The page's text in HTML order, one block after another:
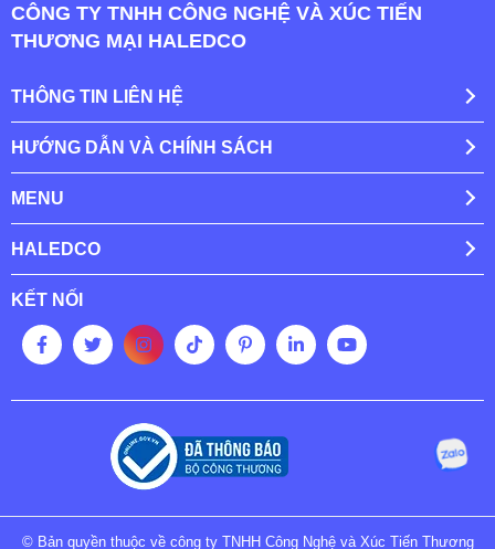
CÔNG TY TNHH CÔNG NGHỆ VÀ XÚC TIẾN
THƯƠNG MẠI HALEDCO
THÔNG TIN LIÊN HỆ
HƯỚNG DẪN VÀ CHÍNH SÁCH
MENU
HALEDCO
KẾT NỐI
© Bản quyền thuộc về công ty TNHH Công Nghệ và Xúc Tiến Thương